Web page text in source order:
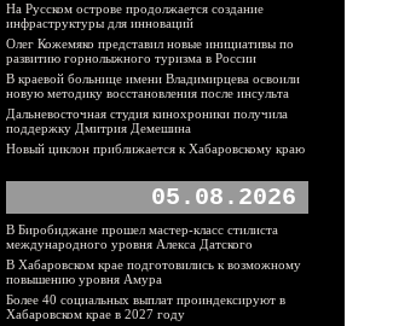
На Русском острове продолжается создание
инфраструктуры для инноваций
Олег Кожемяко представил новые инициативы по
развитию горнолыжного туризма в России
В краевой больнице имени Владимирцева освоили
новую методику восстановления после инсульта
Дальневосточная студия кинохроники получила
поддержку Дмитрия Демешина
Новый циклон приближается к Хабаровскому краю
05.08.2026
В Биробиджане прошел мастер-класс стилиста
международного уровня Алекса Датского
В Хабаровском крае подготовились к возможному
повышению уровня Амура
Более 40 социальных выплат проиндексируют в
Хабаровском крае в 2027 году